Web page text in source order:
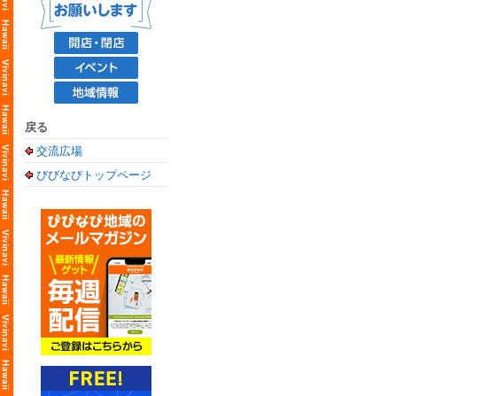
戻る
交流広場
びびなびトップページ